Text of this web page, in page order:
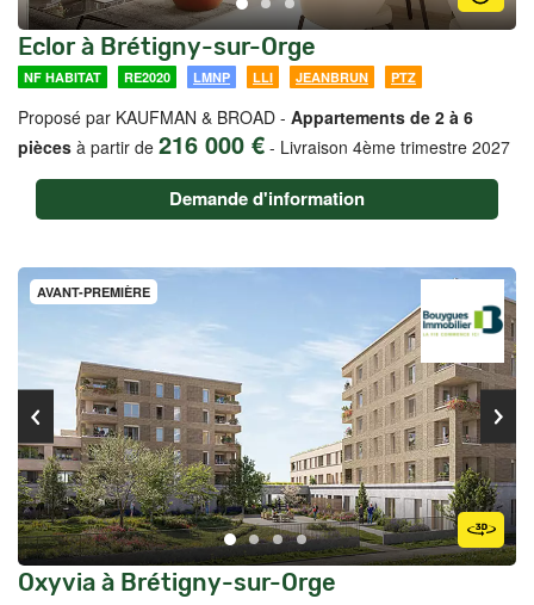
Eclor à Brétigny-sur-Orge
NF HABITAT RE2020 LMNP LLI JEANBRUN PTZ
Proposé par KAUFMAN & BROAD - Appartements de 2 à 6
pièces à partir de 216 000 € - Livraison 4ème trimestre 2027
Demande d'information
AVANT-PREMIÈRE
Oxyvia à Brétigny-sur-Orge